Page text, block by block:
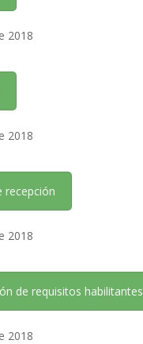
2018
2018
recepción
2018
de requisitos habilitantes
2018